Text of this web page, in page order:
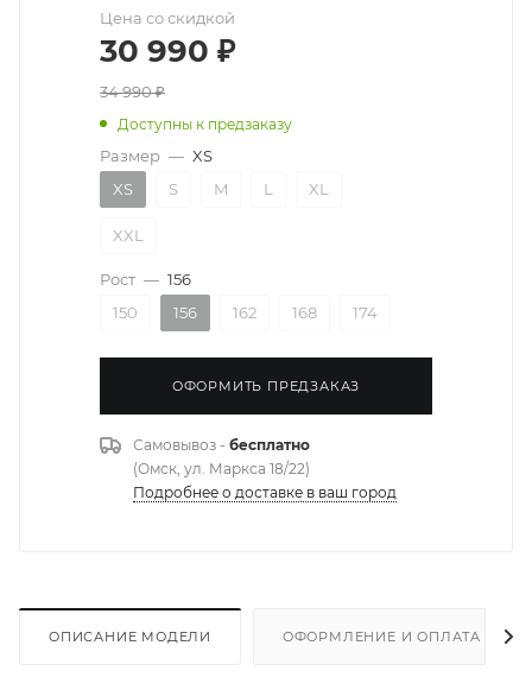
Цена со скидкой
30 990 ₽
34 990₽
Доступны к предзаказу
Размер — XS
XS
S M L XL
XXL
Рост — 156
150
156 162 168 174
ОФОРМИТЬ ПРЕДЗАКАЗ
Самовывоз - бесплатно
(Омск, ул. Маркса 18/22)
Подробнее о доставке в ваш город
ОПИСАНИЕ МОДЕЛИ ОФОРМЛЕНИЕ И ОПЛАТА